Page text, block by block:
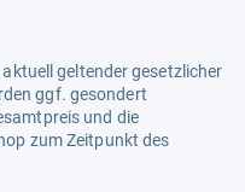
geltender gesetzlicher
ggf. gesondert
und die
zum Zeitpunkt des